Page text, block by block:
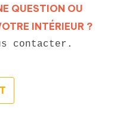
QUESTION OU
INTÉRIEUR ?
contacter.